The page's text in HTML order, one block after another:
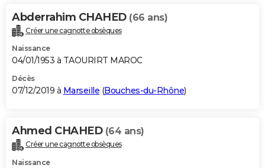
Abderrahim CHAHED (66 ans)
Créer une cagnotte obsèques
Naissance
04/01/1953 à TAOURIRT MAROC
Décès
07/12/2019 à Marseille (Bouches-du-Rhône)
Ahmed CHAHED (64 ans)
Créer une cagnotte obsèques
Naissance